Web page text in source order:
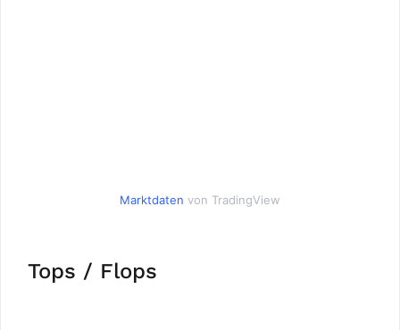
Marktdaten von TradingView
Tops / Flops